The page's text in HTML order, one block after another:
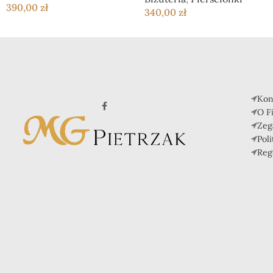
390,00 zł
340,00zł
O